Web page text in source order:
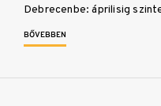
Debrecenbe: áprilisig
BŐVEBBEN